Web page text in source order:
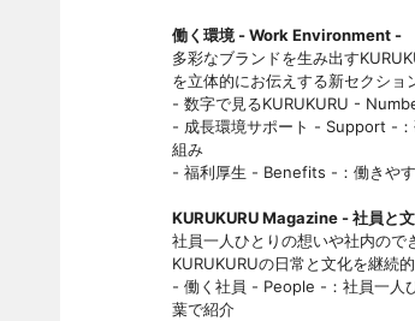
働く環境 - Work Environment -
多彩なブランドを生み出す
を立体的にお伝えする新セクショ
- 数字で見るKURUKURU -
- 成長環境サポート - Support -：
組み
- 福利厚生 - Benefits -：働きや
KURUKURU Magazine - 社員と
社員一人ひとりの想いや社内ので
KURUKURUの日常と文化を継続
- 働く社員 - People -：社員一人
葉で紹介